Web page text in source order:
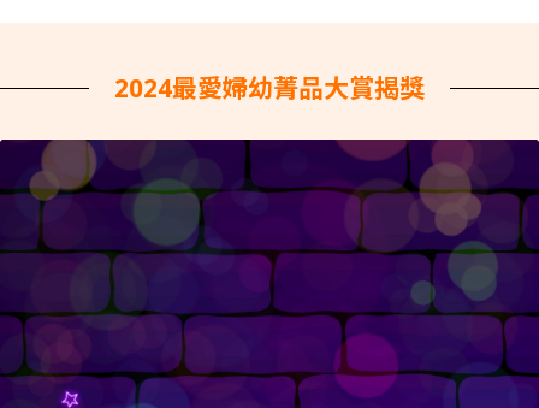
2024最愛婦幼菁品大賞揭獎